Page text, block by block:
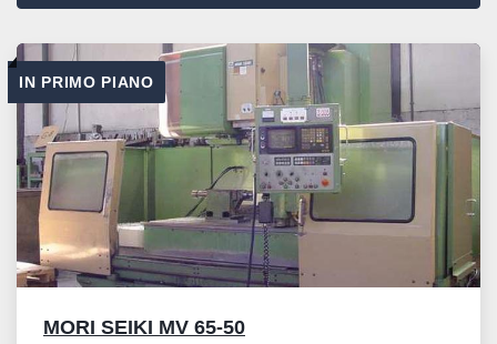
Ordina per
IN PRIMO PIANO
MORI SEIKI MV 65-50